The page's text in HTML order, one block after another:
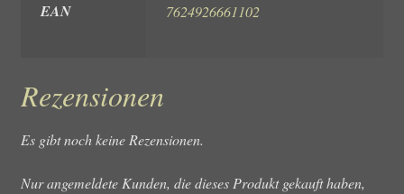
EAN 7624926661102
Rezensionen
Es gibt noch keine Rezensionen.
Nur angemeldete Kunden, die dieses Produkt gekauft haben,